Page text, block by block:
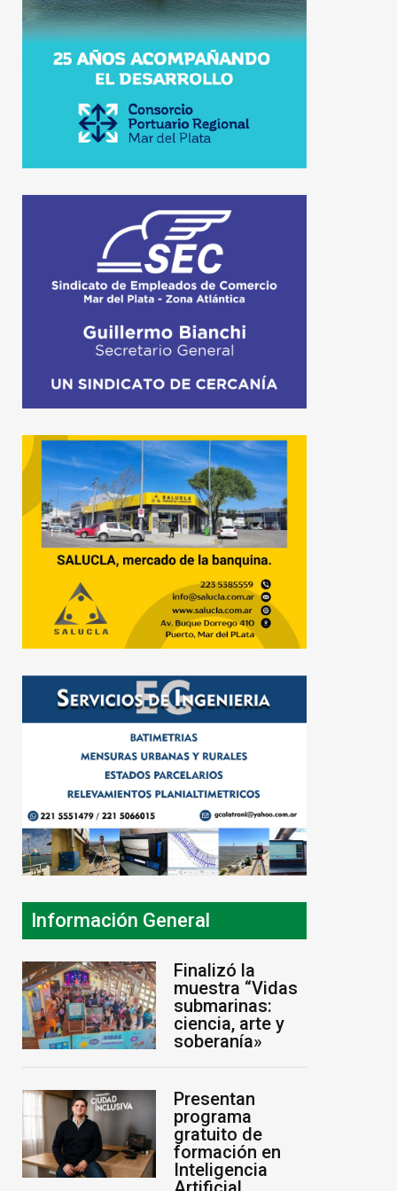
Información General
Finalizó la
muestra “Vidas
submarinas:
ciencia, arte y
soberanía»
Presentan
programa
gratuito de
formación en
Inteligencia